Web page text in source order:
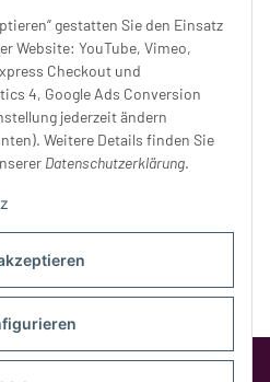
gestatten Sie den Einsatz
Website: YouTube, Vimeo,
Checkout und
4, Google Ads Conversion
jederzeit ändern
Weitere Details finden Sie
Datenschutzerklärung.
10 - 14 Uhr